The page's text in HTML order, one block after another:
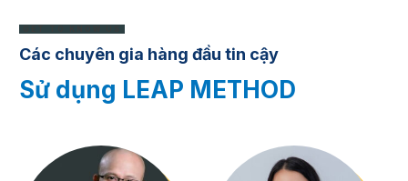
Các chuyên gia hàng đầu tin cậy
Sử dụng LEAP METHOD